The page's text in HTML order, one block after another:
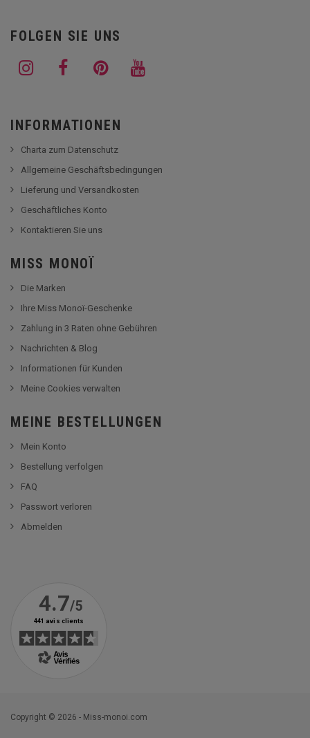
FOLGEN SIE UNS
INFORMATIONEN
Charta zum Datenschutz
Allgemeine Geschäftsbedingungen
Lieferung und Versandkosten
Geschäftliches Konto
Kontaktieren Sie uns
MISS MONOÏ
Die Marken
Ihre Miss Monoï-Geschenke
Zahlung in 3 Raten ohne Gebühren
Nachrichten & Blog
Informationen für Kunden
Meine Cookies verwalten
MEINE BESTELLUNGEN
Mein Konto
Bestellung verfolgen
FAQ
Passwort verloren
Abmelden
Copyright © 2026 - Miss-monoi.com